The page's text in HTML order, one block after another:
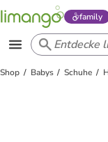
family
Shop Babys Schuhe